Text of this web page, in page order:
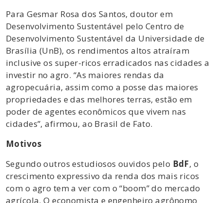
Para Gesmar Rosa dos Santos, doutor em
Desenvolvimento Sustentável pelo Centro de
Desenvolvimento Sustentável da Universidade de
Brasília (UnB), os rendimentos altos atraíram
inclusive os super-ricos erradicados nas cidades a
investir no agro. “As maiores rendas da
agropecuária, assim como a posse das maiores
propriedades e das melhores terras, estão em
poder de agentes econômicos que vivem nas
cidades”, afirmou, ao Brasil de Fato.
Motivos
Segundo outros estudiosos ouvidos pelo BdF, o
crescimento expressivo da renda dos mais ricos
com o agro tem a ver com o “boom” do mercado
agrícola. O economista e engenheiro agrônomo